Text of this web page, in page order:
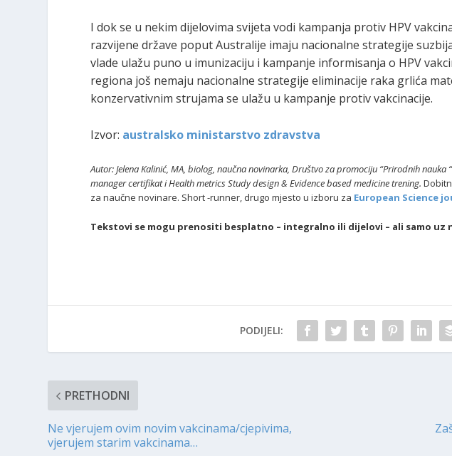
I dok se u nekim dijelovima svijeta vodi kampanja protiv HPV
razvijene države poput Australije imaju nacionalne strategije
vlade ulažu puno u imunizaciju i kampanje informisanja o HPV
regiona još nemaju nacionalne strategije eliminacije raka grlića
konzervativnim strujama se ulažu u kampanje protiv vakcinacije.
Izvor: australsko ministarstvo zdravstva
Autor: Jelena Kalinić, MA, biolog, naučna novinarka, Društvo za promociju “Prirodnih nauka
manager certifikat i Health metrics Study design & Evidence based medicine trening.
za naučne novinare. Short -runner, drugo mjesto u izboru za European Science
Tekstovi se mogu prenositi besplatno – integralno ili dijelovi – ali samo
PODIJELI:
PRETHODNI
Ne vjerujem ovim novim vakcinama/cjepivima,
vjerujem starim vakcinama…